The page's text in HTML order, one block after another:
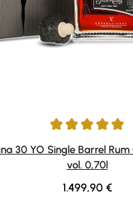
Bewertung von 5
30 YO Single Barrel
vol. 0,70l
Regulärer Preis:
1.499,90 €